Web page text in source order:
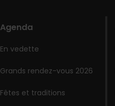
Agenda
En vedette
Grands rendez-vous 2026
Fêtes et traditions